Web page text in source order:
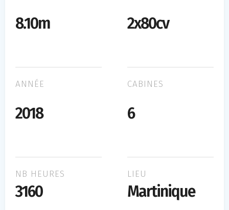
8.10m 2x80cv
ANNÉE
2018
CABINES
6
NB HEURES
3160
LIEU
Martinique